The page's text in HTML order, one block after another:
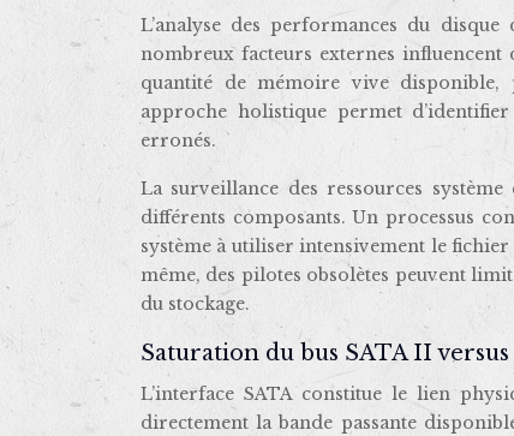
L’analyse des performances du
nombreux facteurs externes
quantité de mémoire vive disponible,
approche holistique permet
erronés.
La surveillance des ressources
différents composants. Un processus
système à utiliser intensivement le
même, des pilotes obsolètes peuvent
du stockage.
Saturation du bus SATA II
L’interface SATA constitue le lien
directement la bande passante